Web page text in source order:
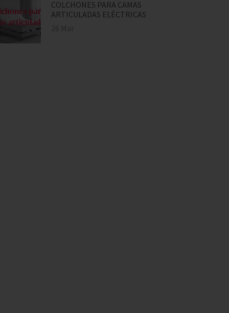
COLCHONES PARA CAMAS
ARTICULADAS ELÉCTRICAS